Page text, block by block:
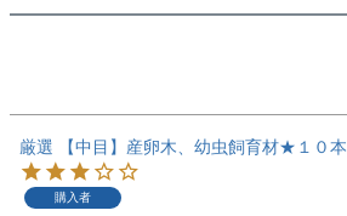
厳選 【中目】産卵木、幼虫飼育材★１０本
購入者